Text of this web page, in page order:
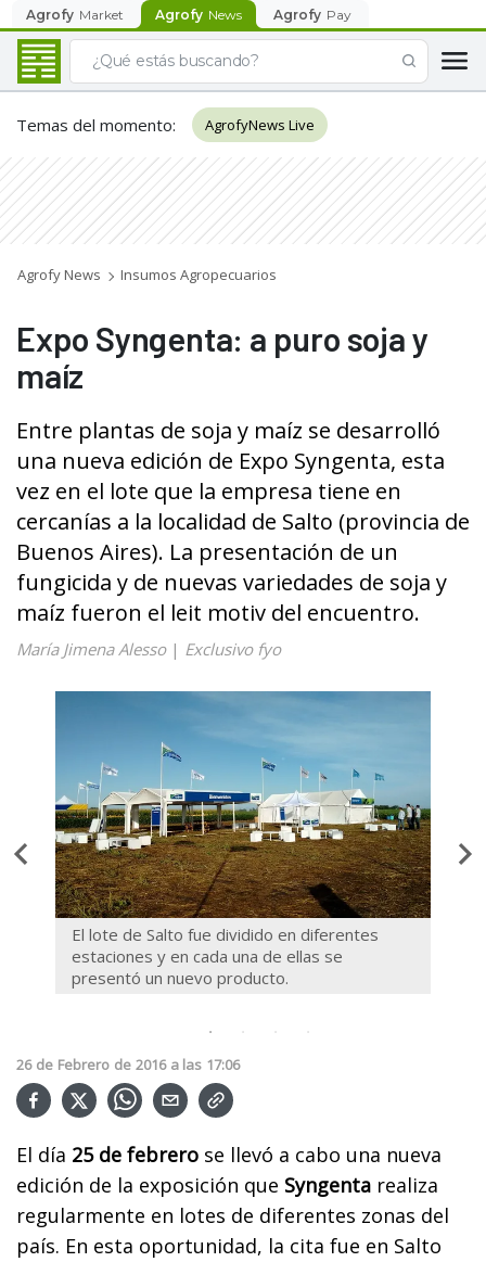
Agrofy Market Agrofy News Agrofy Pay
Temas del momento: AgrofyNews Live
Agrofy News Insumos Agropecuarios
Expo Syngenta: a puro soja y
maíz
Entre plantas de soja y maíz se desarrolló
una nueva edición de Expo Syngenta, esta
vez en el lote que la empresa tiene en
cercanías a la localidad de Salto (provincia de
Buenos Aires). La presentación de un
fungicida y de nuevas variedades de soja y
maíz fueron el leit motiv del encuentro.
María Jimena Alesso| Exclusivo fyo
El lote de Salto fue dividido en diferentes
estaciones y en cada una de ellas se
presentó un nuevo producto.
26 de Febrero de 2016 a las 17:06
El día 25 de febrero se llevó a cabo una nueva
edición de la exposición que Syngenta realiza
regularmente en lotes de diferentes zonas del
país. En esta oportunidad, la cita fue en Salto